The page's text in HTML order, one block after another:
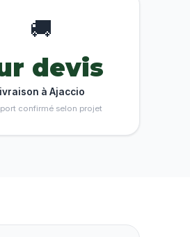
🚚
devis
livraison à Ajaccio
confirmé selon projet